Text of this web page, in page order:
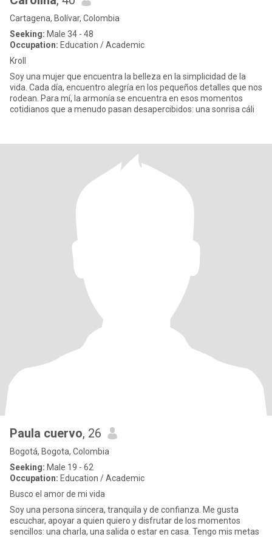
Cartagena, Bolívar, Colombia
Seeking: Male 34 - 48
Occupation: Education / Academic
Kroll
Soy una mujer que encuentra la belleza en la simplicidad de la
vida. Cada día, encuentro alegría en los pequeños detalles que nos
rodean. Para mí, la armonía se encuentra en esos momentos
cotidianos que a menudo pasan desapercibidos: una sonrisa cáli
Paula cuervo, 26
Bogotá, Bogota, Colombia
Seeking: Male 19 - 62
Occupation: Education / Academic
Busco el amor de mi vida
Soy una persona sincera, tranquila y de confianza. Me gusta
escuchar, apoyar a quien quiero y disfrutar de los momentos
sencillos: una charla, una salida o estar en casa. Tengo mis metas